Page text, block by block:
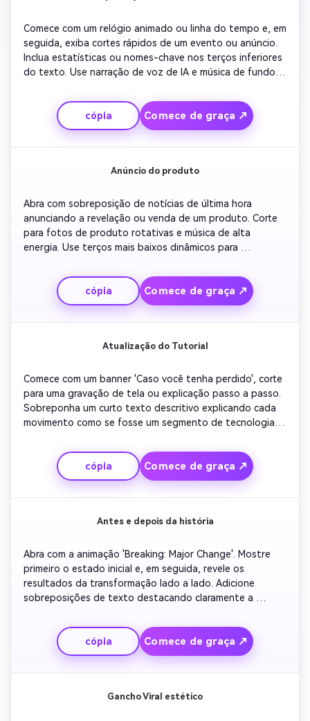
Comece com um relógio animado ou linha do tempo e, em
seguida, exiba cortes rápidos de um evento ou anúncio.
Inclua estatísticas ou nomes-chave nos terços inferiores
do texto. Use narração de voz de IA e música de fundo
outro confiante e branding de mídia social para
credibilidade. Ideal para bytes de notícias políticas ou de
entretenimento.
cópia Comece de graça ↗
Anúncio do produto
Abra com sobreposição de notícias de última hora
anunciando a revelação ou venda de um produto. Corte
para fotos de produto rotativas e música de alta
energia. Use terços mais baixos dinâmicos para
'atualização exclusiva' para manter a atenção. Terminar
com o nome do produto brilhando e texto CTA
convidando os espectadores a agir agora.
cópia Comece de graça ↗
Atualização do Tutorial
Comece com um banner 'Caso você tenha perdido', corte
para uma gravação de tela ou explicação passo a passo.
Sobreponha um curto texto descritivo explicando cada
movimento como se fosse um segmento de tecnologia
efeito de redação. Terminar com o logotipo do criador e
um som de fundo otimista. Ótimo para canais de
tecnologia ou instruções.
cópia Comece de graça ↗
Antes e depois da história
Abra com a animação 'Breaking: Major Change'. Mostre
primeiro o estado inicial e, em seguida, revele os
resultados da transformação lado a lado. Adicione
sobreposições de texto destacando claramente a
sutis para enfatizar o contraste. Conclua com um
narrador resumindo o impacto em uma frase. Funciona
perfeitamente para imóveis, fitness ou remodelações de
cópia Comece de graça ↗
Gancho Viral estético